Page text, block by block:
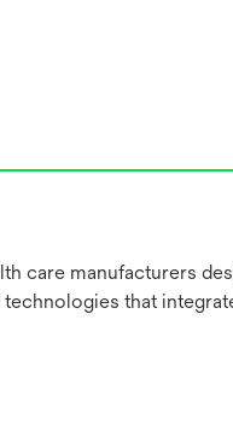
care manufacturers
that